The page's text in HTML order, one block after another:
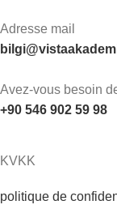
Adresse mail
Avez-vous besoin
+90 546 902 59 98
KVKK
politique de